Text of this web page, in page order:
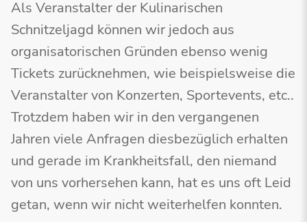
Als Veranstalter der Kulinarischen
Schnitzeljagd können wir jedoch aus
organisatorischen Gründen ebenso wenig
Tickets zurücknehmen, wie beispielsweise die
Veranstalter von Konzerten, Sportevents, etc..
Trotzdem haben wir in den vergangenen
Jahren viele Anfragen diesbezüglich erhalten
und gerade im Krankheitsfall, den niemand
von uns vorhersehen kann, hat es uns oft Leid
getan, wenn wir nicht weiterhelfen konnten.